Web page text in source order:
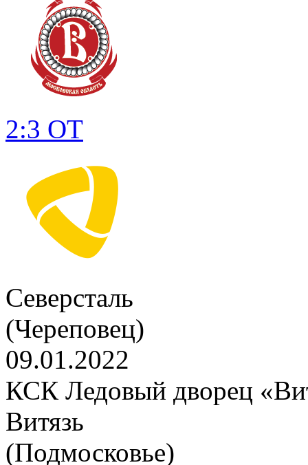
2:3 ОТ
Северсталь
(Череповец)
09.01.2022
КСК Ледовый дворец
Витязь
(Подмосковье)